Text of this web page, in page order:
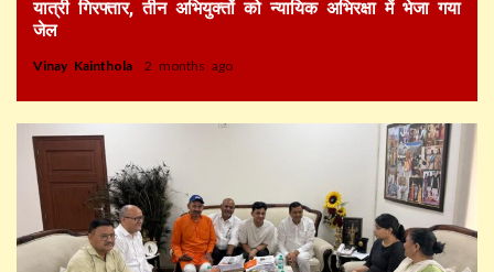
यात्री गिरफ्तार, तीन अभियुक्तों को न्यायिक अभिरक्षा में भेजा गया
जेल
Vinay Kainthola 2 months ago